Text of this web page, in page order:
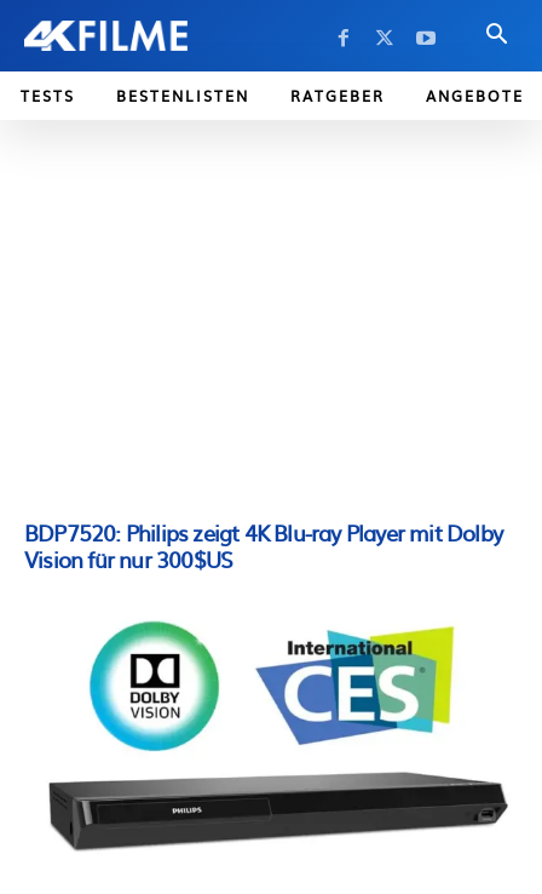
TESTS BESTENLISTEN RATGEBER ANGEBOTE
BDP7520: Philips zeigt 4K Blu-ray Player mit Dolby
Vision für nur 300$US